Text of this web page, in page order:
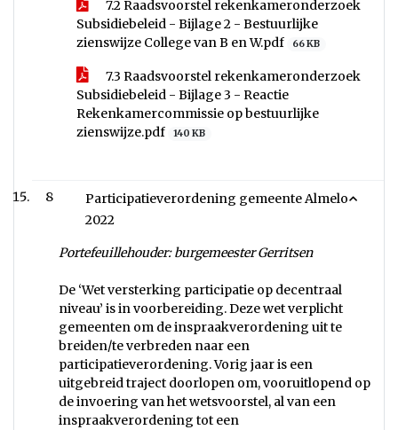
7.2 Raadsvoorstel rekenkameronderzoek
Subsidiebeleid - Bijlage 2 - Bestuurlijke
zienswijze College van B en W.pdf
66 KB
7.3 Raadsvoorstel rekenkameronderzoek
Subsidiebeleid - Bijlage 3 - Reactie
Rekenkamercommissie op bestuurlijke
zienswijze.pdf
140 KB
8
Participatieverordening gemeente Almelo
2022
Portefeuillehouder: burgemeester Gerritsen
De ‘Wet versterking participatie op decentraal
niveau’ is in voorbereiding. Deze wet verplicht
gemeenten om de inspraakverordening uit te
breiden/te verbreden naar een
participatieverordening. Vorig jaar is een
uitgebreid traject doorlopen om, vooruitlopend op
de invoering van het wetsvoorstel, al van een
inspraakverordening tot een